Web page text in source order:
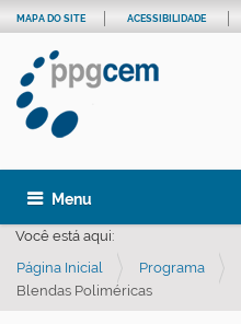
MAPA DO SITE ACESSIBILIDADE
Toggle navigation
Você está aqui:
Página Inicial
Programa
Blendas Poliméricas